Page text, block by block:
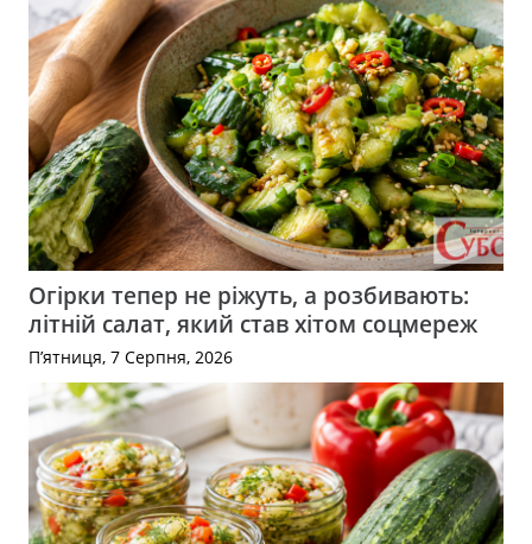
Огірки тепер не ріжуть, а розбивають:
літній салат, який став хітом соцмереж
П’ятниця, 7 Серпня, 2026